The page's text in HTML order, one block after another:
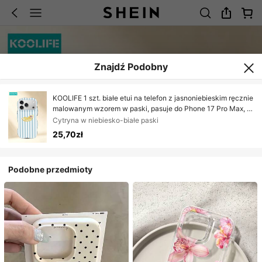
Znajdź Podobny
KOOLIFE 1 szt. białe etui na telefon z jasnoniebieskim ręcznie
malowanym wzorem w paski, pasuje do Phone 17 Pro Max, a
także do 16 Pro Max, 15 Pro Max i 14 Pro Max, eleganckie,
modne i zabawne etui w stylu koreańskim, kompatybilne z
11/12/13/14/15/16 Pro Max
Cytryna w niebiesko-białe paski
25,70zł
Podobne przedmioty